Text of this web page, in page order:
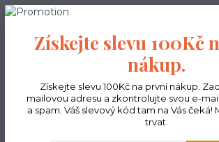
Získejte slevu 100Kč
nákup.
Získejte slevu 100Kč na první nákup.
mailovou adresu a zkontrolujte svou e-
a spam. Váš slevový kód tam na Vás čeká!
trvat.